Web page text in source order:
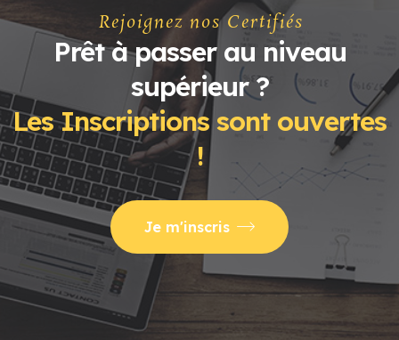
Rejoignez nos Certifiés
Prêt à passer au niveau
supérieur ?
Les Inscriptions sont ouvertes
!
Je m'inscris